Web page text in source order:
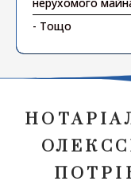
- Тощо